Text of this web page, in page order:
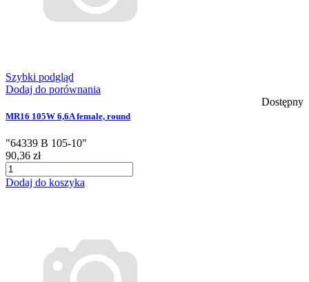
Szybki podgląd
Dodaj do porównania
Dostępny
MR16 105W 6,6A female, round
"64339 B 105-10"
90,36 zł
Dodaj do koszyka